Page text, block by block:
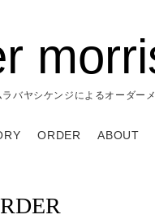
バヤシケンジによるオーダー
ORDER ABOUT